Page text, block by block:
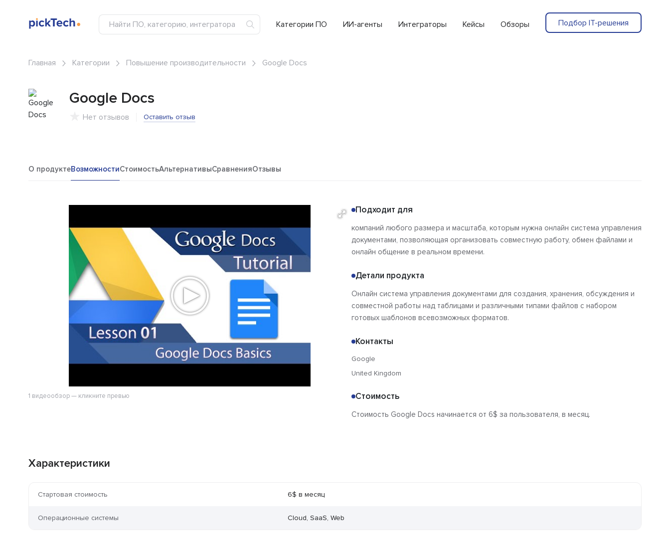
Категории ПО ИИ-агенты Интеграторы Кейсы Обзоры Подбор IT-решения
Главная Категории Повышение производительности Google Docs
Google Docs
Нет отзывов Оставить отзыв
О продуктеВозможностиСтоимостьАльтернативыСравненияОтзывы
1 видеообзор — кликните превью
Подходит для
компаний любого размера и масштаба, которым нужна онлайн система управления
документами, позволяющая организовать совместную работу, обмен файлами и
онлайн общение в реальном времени.
Детали продукта
Онлайн система управления документами для создания, хранения, обсуждения и
совместной работы над таблицами и различными типами файлов с набором
готовых шаблонов всевозможных форматов.
Контакты
Google
United Kingdom
Стоимость
Стоимость Google Docs начинается от 6$ за пользователя, в месяц.
Характеристики
Стартовая стоимость 6$ в месяц
Операционные системы Cloud, SaaS, Web